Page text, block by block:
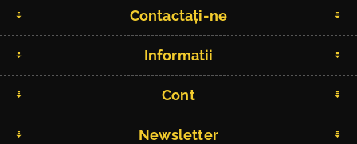
Contactați-ne
Informatii
Cont
Newsletter